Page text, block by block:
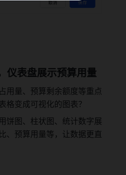
仪表盘展示预算用量
用量、预算剩余额度等重点
格变成可视化的图表？
饼图、柱状图、统计数字展
、预算用量等，让数据更直